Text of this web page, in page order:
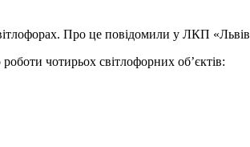
Про це повідомили у ЛКП
чотирьох світлофорних об’єктів: